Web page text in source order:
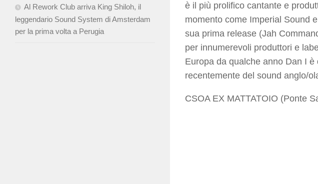
è il più prolifico cantante e
momento come Imperial Sound
sua prima release (Jah
per innumerevoli produttori e
Europa da qualche anno Dan I
recentemente del sound anglo/
CSOA EX MATTATOIO (Ponte
Al Rework Club arriva King Shiloh, il
leggendario Sound System di Amsterdam
per la prima volta a Perugia